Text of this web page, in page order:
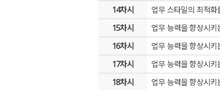
14차시
업무 스타일의 최적
15차시
업무 능력을 향상시
16차시
업무 능력을 향상시
17차시
업무 능력을 향상시
18차시
업무 능력을 향상시